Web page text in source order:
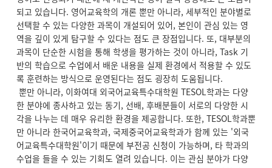
되고 있습니다. 영어교육학의 개론 뿐만 아니라, 세부적인 분야별로
선택할 수 있는 다양한 과목이 개설되어 있어, 본인이 관심 있는 영
역을 깊이 있게 탐구할 수 있다는 점도 큰 장점입니다. 또, 대부분의
과목이 단순한 시험을 통해 학생을 평가하는 것이 아니라, Task 기
반의 학습으로 수업에서 배운 내용을 실제 환경에서 적용할 수 있도
록 훈련하는 방식으로 운영된다는 점도 굉장히 도움됩니다.
뿐만 아니라, 이화여대 외국어교육특수대학원 TESOL학과는 다양
한 분야에 종사하고 있는 동기, 선배, 후배분들이 서로의 다양한 시
각을 나누는 데 매우 유리한 환경을 제공합니다. 또한, TESOL학과뿐
만 아니라 한국어교육학과, 국제중국어교육학과가 함께 있는 '외국
어교육특수대학원'이기 때문에 부전공 신청이 가능하며, 타 학과의
수업을 들을 수 있는 기회도 열려 있습니다. 이는 관심 분야가 다양